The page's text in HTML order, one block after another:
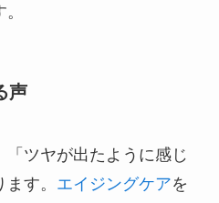
声
「ツヤが出たように感じ
す。 エイジングケアを